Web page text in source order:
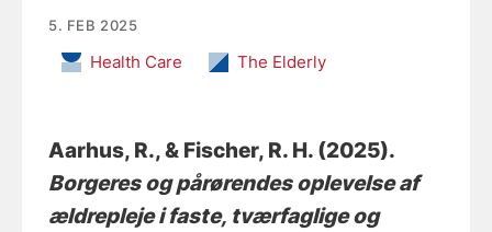
5. FEB 2025
Health Care The Elderly
Aarhus, R., & Fischer, R. H. (2025).
Borgeres og pårørendes oplevelse af
ældrepleje i faste, tværfaglige og